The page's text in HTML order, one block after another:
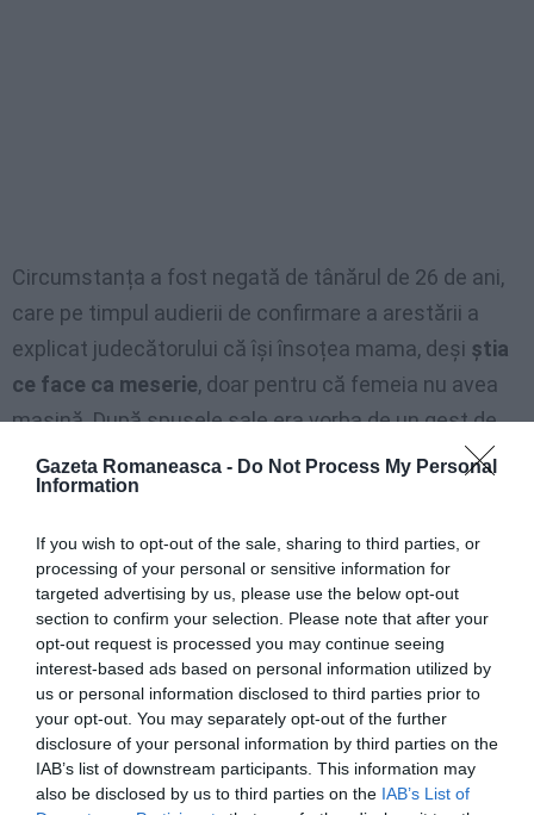
Gazeta Romaneasca - Do Not Process My Personal
Information
If you wish to opt-out of the sale, sharing to third parties, or
processing of your personal or sensitive information for
targeted advertising by us, please use the below opt-out
section to confirm your selection. Please note that after your
opt-out request is processed you may continue seeing
interest-based ads based on personal information utilized by
us or personal information disclosed to third parties prior to
your opt-out. You may separately opt-out of the further
disclosure of your personal information by third parties on the
IAB’s list of downstream participants. This information may
also be disclosed by us to third parties on the IAB’s List of
Circumstanța a fost negată de tânărul de 26 de ani,
care pe timpul audierii de confirmare a arestării a
explicat judecătorului că își însoțea mama, deși știa
ce face ca meserie, doar pentru că femeia nu avea
mașină. După spusele sale era vorba de un gest de
“generozitate familială”.
procesului fixat în iunie.
See
more
Articolul anterior
Româncă din Iași, afirmată în filmul italian
Următorul articol
”Repatrierea voluntară”, proiect surpriză al
ministrului Cristian David